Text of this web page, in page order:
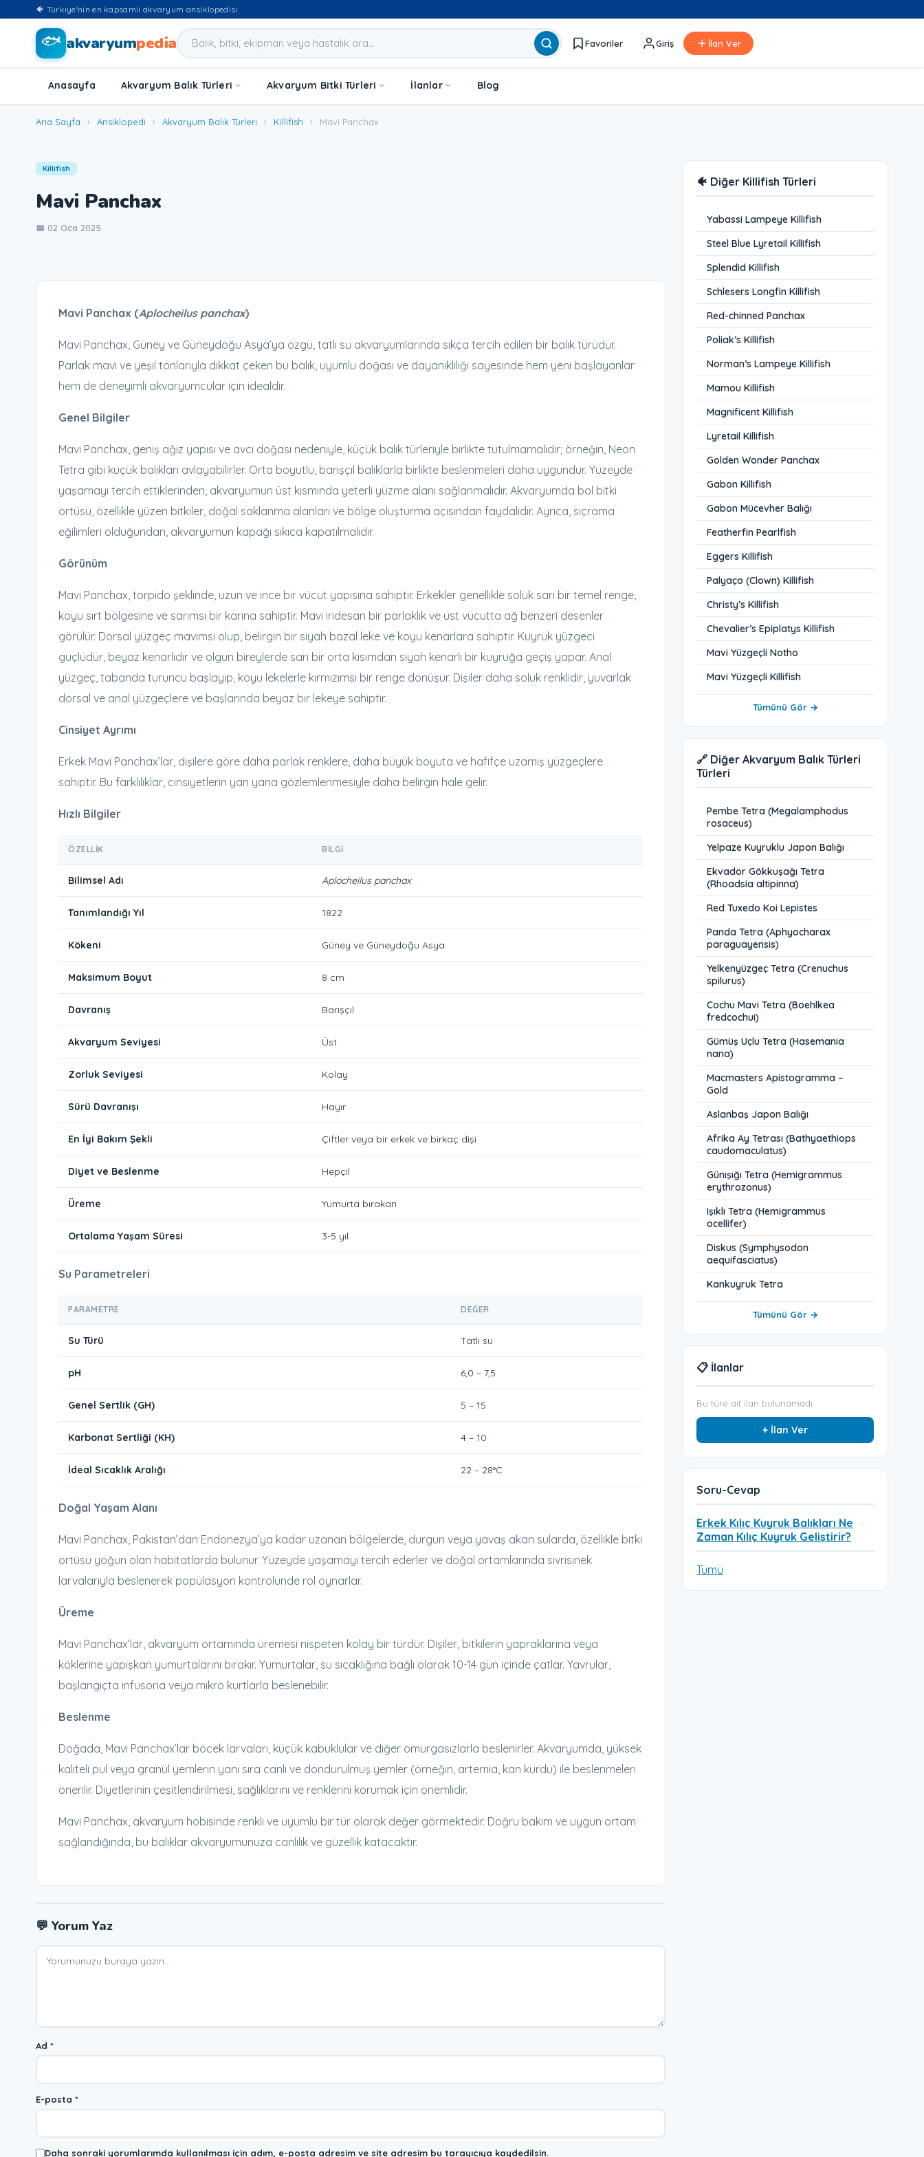
🐠 Türkiye'nin en kapsamlı akvaryum ansiklopedisi
🐟 akvaryumpedia Favoriler Giriş İlan Ver
Anasayfa Akvaryum Balık Türleri Akvaryum Bitki Türleri İlanlar Blog
Ana Sayfa › Ansiklopedi › Akvaryum Balık Türleri › Killifish › Mavi Panchax
Killifish
Mavi Panchax
📅 02 Oca 2025
Mavi Panchax (Aplocheilus panchax)
Mavi Panchax, Güney ve Güneydoğu Asya’ya özgü, tatlı su akvaryumlarında sıkça tercih edilen bir balık türüdür.
Parlak mavi ve yeşil tonlarıyla dikkat çeken bu balık, uyumlu doğası ve dayanıklılığı sayesinde hem yeni başlayanlar
hem de deneyimli akvaryumcular için idealdir.
Genel Bilgiler
Mavi Panchax, geniş ağız yapısı ve avcı doğası nedeniyle, küçük balık türleriyle birlikte tutulmamalıdır; örneğin, Neon
Tetra gibi küçük balıkları avlayabilirler. Orta boyutlu, barışçıl balıklarla birlikte beslenmeleri daha uygundur. Yüzeyde
yaşamayı tercih ettiklerinden, akvaryumun üst kısmında yeterli yüzme alanı sağlanmalıdır. Akvaryumda bol bitki
örtüsü, özellikle yüzen bitkiler, doğal saklanma alanları ve bölge oluşturma açısından faydalıdır. Ayrıca, sıçrama
eğilimleri olduğundan, akvaryumun kapağı sıkıca kapatılmalıdır.
Görünüm
Mavi Panchax, torpido şeklinde, uzun ve ince bir vücut yapısına sahiptir. Erkekler genellikle soluk sarı bir temel renge,
koyu sırt bölgesine ve sarımsı bir karına sahiptir. Mavi iridesan bir parlaklık ve üst vücutta ağ benzeri desenler
görülür. Dorsal yüzgeç mavimsi olup, belirgin bir siyah bazal leke ve koyu kenarlara sahiptir. Kuyruk yüzgeci
güçlüdür, beyaz kenarlıdır ve olgun bireylerde sarı bir orta kısımdan siyah kenarlı bir kuyruğa geçiş yapar. Anal
yüzgeç, tabanda turuncu başlayıp, koyu lekelerle kırmızımsı bir renge dönüşür. Dişiler daha soluk renklidir, yuvarlak
dorsal ve anal yüzgeçlere ve başlarında beyaz bir lekeye sahiptir.
Cinsiyet Ayrımı
Erkek Mavi Panchax’lar, dişilere göre daha parlak renklere, daha büyük boyuta ve hafifçe uzamış yüzgeçlere
sahiptir. Bu farklılıklar, cinsiyetlerin yan yana gözlemlenmesiyle daha belirgin hale gelir.
Hızlı Bilgiler
ÖZELLIK BILGI
Bilimsel Adı Aplocheilus panchax
Tanımlandığı Yıl 1822
Kökeni Güney ve Güneydoğu Asya
Maksimum Boyut 8 cm
Davranış Barışçıl
Akvaryum Seviyesi Üst
Zorluk Seviyesi Kolay
Sürü Davranışı Hayır
En İyi Bakım Şekli Çiftler veya bir erkek ve birkaç dişi
Diyet ve Beslenme Hepçil
Üreme Yumurta bırakan
Ortalama Yaşam Süresi 3-5 yıl
Su Parametreleri
PARAMETRE DEĞER
Su Türü Tatlı su
pH 6,0 – 7,5
Genel Sertlik (GH) 5 – 15
Karbonat Sertliği (KH) 4 – 10
İdeal Sıcaklık Aralığı 22 – 28°C
Doğal Yaşam Alanı
Mavi Panchax, Pakistan’dan Endonezya’ya kadar uzanan bölgelerde, durgun veya yavaş akan sularda, özellikle bitki
örtüsü yoğun olan habitatlarda bulunur. Yüzeyde yaşamayı tercih ederler ve doğal ortamlarında sivrisinek
larvalarıyla beslenerek popülasyon kontrolünde rol oynarlar.
Üreme
Mavi Panchax’lar, akvaryum ortamında üremesi nispeten kolay bir türdür. Dişiler, bitkilerin yapraklarına veya
köklerine yapışkan yumurtalarını bırakır. Yumurtalar, su sıcaklığına bağlı olarak 10-14 gün içinde çatlar. Yavrular,
başlangıçta infusoria veya mikro kurtlarla beslenebilir.
Beslenme
Doğada, Mavi Panchax’lar böcek larvaları, küçük kabuklular ve diğer omurgasızlarla beslenirler. Akvaryumda, yüksek
kaliteli pul veya granül yemlerin yanı sıra canlı ve dondurulmuş yemler (örneğin, artemia, kan kurdu) ile beslenmeleri
önerilir. Diyetlerinin çeşitlendirilmesi, sağlıklarını ve renklerini korumak için önemlidir.
Mavi Panchax, akvaryum hobisinde renkli ve uyumlu bir tür olarak değer görmektedir. Doğru bakım ve uygun ortam
sağlandığında, bu balıklar akvaryumunuza canlılık ve güzellik katacaktır.
💬 Yorum Yaz
Yorum
Ad *
E-posta *
Daha sonraki yorumlarımda kullanılması için adım, e-posta adresim ve site adresim bu tarayıcıya kaydedilsin.
🐠 Diğer Killifish Türleri
Yabassi Lampeye Killifish
Steel Blue Lyretail Killifish
Splendid Killifish
Schlesers Longfin Killifish
Red-chinned Panchax
Poliak’s Killifish
Norman’s Lampeye Killifish
Mamou Killifish
Magnificent Killifish
Lyretail Killifish
Golden Wonder Panchax
Gabon Killifish
Gabon Mücevher Balığı
Featherfin Pearlfish
Eggers Killifish
Palyaço (Clown) Killifish
Christy’s Killifish
Chevalier’s Epiplatys Killifish
Mavi Yüzgeçli Notho
Mavi Yüzgeçli Killifish
Tümünü Gör →
🔗 Diğer Akvaryum Balık Türleri
Türleri
Pembe Tetra (Megalamphodus
rosaceus)
Yelpaze Kuyruklu Japon Balığı
Ekvador Gökkuşağı Tetra
(Rhoadsia altipinna)
Red Tuxedo Koi Lepistes
Panda Tetra (Aphyocharax
paraguayensis)
Yelkenyüzgeç Tetra (Crenuchus
spilurus)
Cochu Mavi Tetra (Boehlkea
fredcochui)
Gümüş Uçlu Tetra (Hasemania
nana)
Macmasters Apistogramma –
Gold
Aslanbaş Japon Balığı
Afrika Ay Tetrası (Bathyaethiops
caudomaculatus)
Günışığı Tetra (Hemigrammus
erythrozonus)
Işıklı Tetra (Hemigrammus
ocellifer)
Diskus (Symphysodon
aequifasciatus)
Kankuyruk Tetra
Tümünü Gör →
📋 İlanlar
Bu türe ait ilan bulunamadı.
+ İlan Ver
Soru-Cevap
Erkek Kılıç Kuyruk Balıkları Ne
Zaman Kılıç Kuyruk Geliştirir?
Tümü